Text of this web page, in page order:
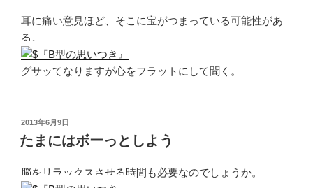
耳に痛い意見ほど、そこに宝がつまっている可能性があ
る。
グサッてなりますが心をフラットにして聞く。
投
稿
日:
2013年6月9日
たまにはボーっとしよう
脳をリラックスさせる時間も必要なのでしょうか。